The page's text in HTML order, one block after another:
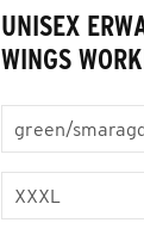
UNISEX
WINGS